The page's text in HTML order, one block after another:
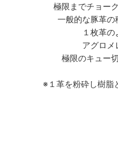
極限までチョー
一般的な豚革の
１枚革
アグロメ
極限のキュー
※１革を粉砕し樹脂